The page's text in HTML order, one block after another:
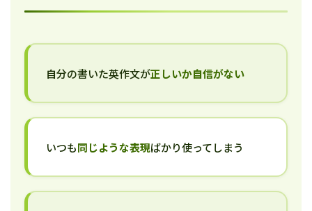
自分の書いた英作文が正しいか自信がない
いつも同じような表現ばかり使ってしまう